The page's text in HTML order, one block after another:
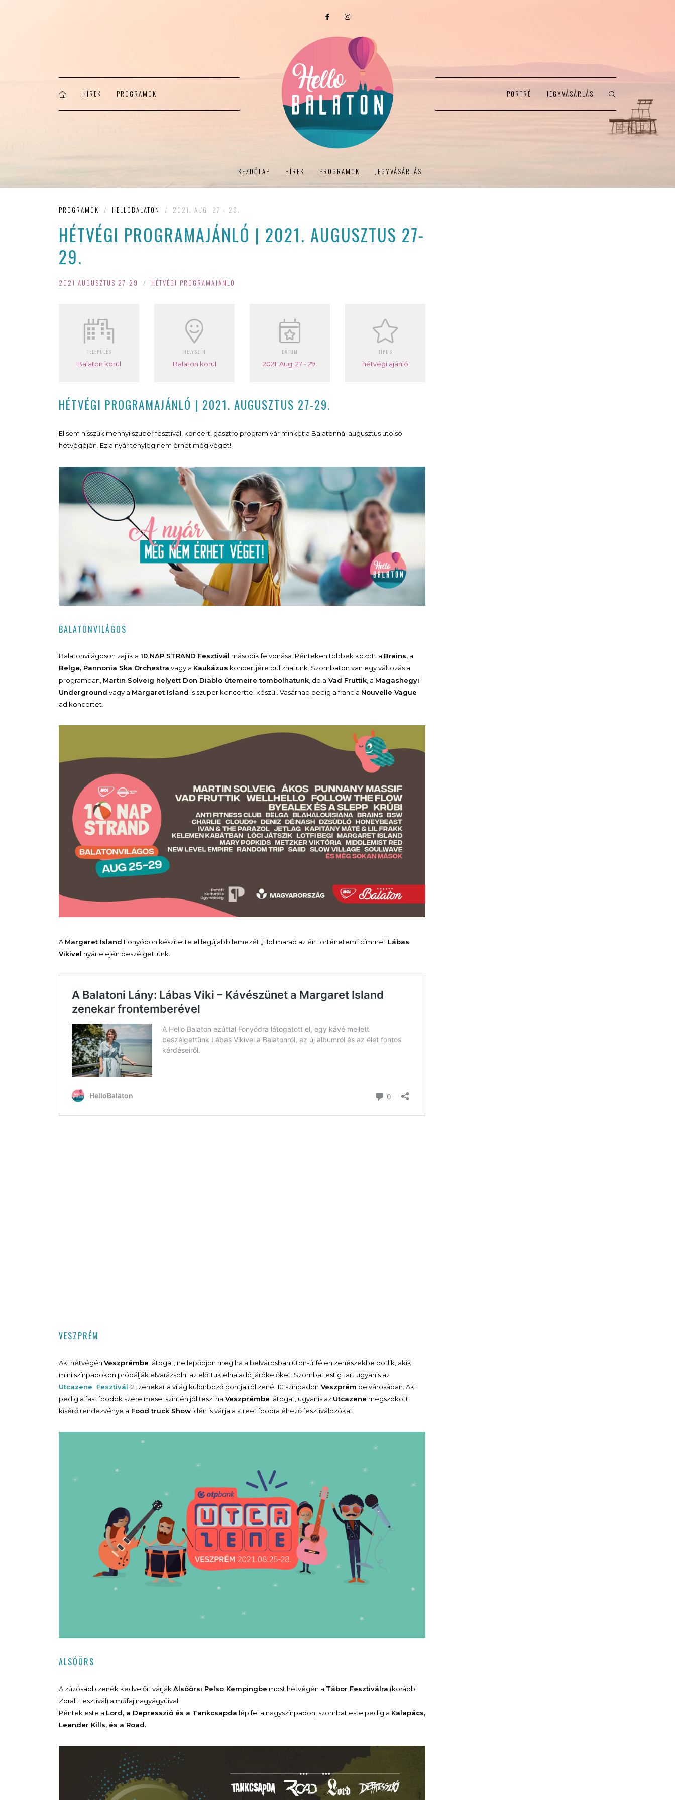
HÍREK PROGRAMOK PORTRÉ JEGYVÁSÁRLÁS
KEZDŐLAP HÍREK PROGRAMOK JEGYVÁSÁRLÁS
PROGRAMOK / HELLOBALATON / 2021. AUG. 27 - 29.
HÉTVÉGI PROGRAMAJÁNLÓ | 2021. AUGUSZTUS 27-
29.
2021 AUGUSZTUS 27-29 / HÉTVÉGI PROGRAMAJÁNLÓ
TELEPÜLÉS
Balaton körül
HELYSZÍN
Balaton körül
DÁTUM
2021. Aug. 27 - 29.
TÍPUS
hétvégi ajánló
HÉTVÉGI PROGRAMAJÁNLÓ | 2021. AUGUSZTUS 27-29.
El sem hisszük mennyi szuper fesztivál, koncert, gasztro program vár minket a Balatonnál augusztus utolsó
hétvégéjén. Ez a nyár tényleg nem érhet még véget!
BALATONVILÁGOS
Balatonvilágoson zajlik a 10 NAP STRAND Fesztivál második felvonása. Pénteken többek között a Brains, a
Belga, Pannonia Ska Orchestra vagy a Kaukázus koncertjére bulizhatunk. Szombaton van egy változás a
programban, Martin Solveig helyett Don Diablo ütemeire tombolhatunk, de a Vad Fruttik, a Magashegyi
Underground vagy a Margaret Island is szuper koncerttel készül. Vasárnap pedig a francia Nouvelle Vague
ad koncertet.
AMargaret Island Fonyódon készítette el legújabb lemezét „Hol marad az én történetem” címmel. Lábas
Vikivel nyár elején beszélgettünk.
VESZPRÉM
Aki hétvégén Veszprémbe látogat, ne lepődjön meg ha a belvárosban úton-útfélen zenészekbe botlik, akik
mini színpadokon próbálják elvarázsolni az előttük elhaladó járókelőket. Szombat estig tart ugyanis az
Utcazene Fesztivál! 21 zenekar a világ különböző pontjairól zenél 10 színpadon Veszprém belvárosában. Aki
pedig a fast foodok szerelmese, szintén jól teszi ha Veszprémbe látogat, ugyanis az Utcazene megszokott
kísérő rendezvénye a Food truck Show idén is várja a street foodra éhező fesztiválozókat.
ALSÓÖRS
A zúzósabb zenék kedvelőit várják Alsóörsi Pelso Kempingbe most hétvégén a Tábor Fesztiválra (korábbi
Zorall Fesztivál) a műfaj nagyágyúival.
Péntek este a Lord, a Depresszió és a Tankcsapda lép fel a nagyszínpadon, szombat este pedig a Kalapács,
Leander Kills, és a Road.